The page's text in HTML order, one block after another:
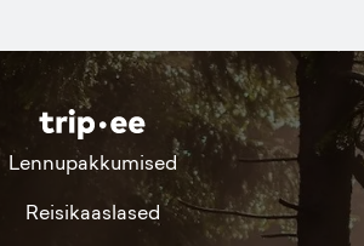
Lennupakkumised
Reisikaaslased